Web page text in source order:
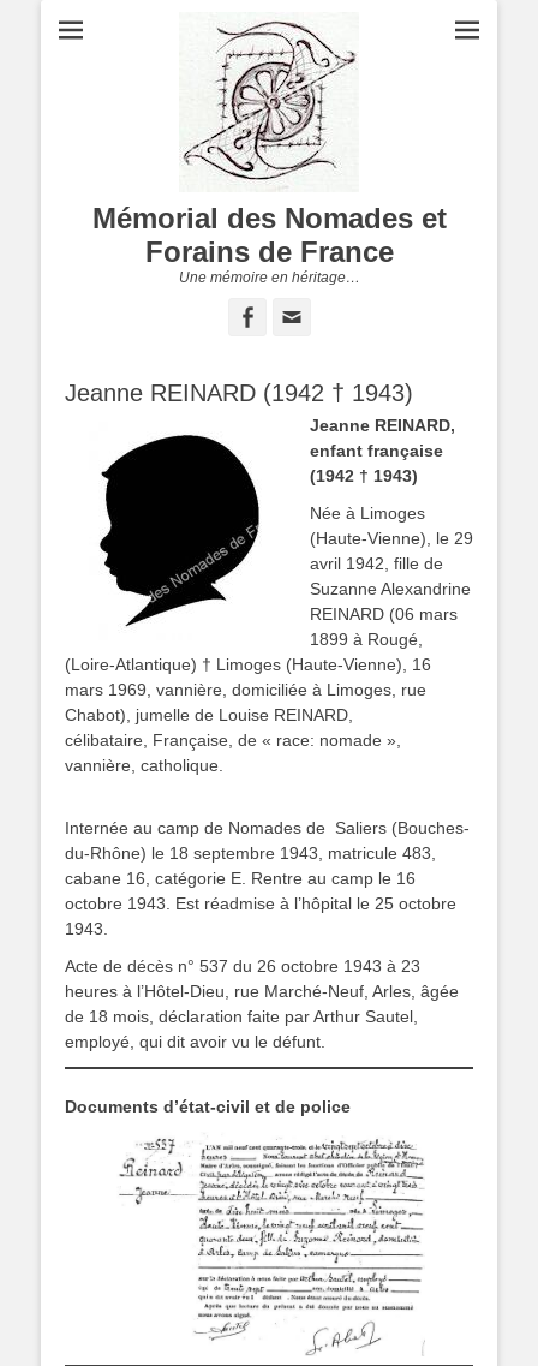
Mémorial des Nomades et
Forains de France
Une mémoire en héritage…
Facebook
Jeanne REINARD (1942 † 1943)
Jeanne REINARD,
enfant française
(1942 † 1943)
Née à Limoges
(Haute-Vienne), le 29
avril 1942, fille de
Suzanne Alexandrine
REINARD (06 mars
1899 à Rougé,
(Loire-Atlantique) † Limoges (Haute-Vienne), 16
mars 1969, vannière, domiciliée à Limoges, rue
Chabot), jumelle de Louise REINARD,
célibataire, Française, de « race: nomade »,
vannière, catholique.
Internée au camp de Nomades de Saliers (Bouches-
du-Rhône) le 18 septembre 1943, matricule 483,
cabane 16, catégorie E. Rentre au camp le 16
octobre 1943. Est réadmise à l’hôpital le 25 octobre
1943.
Acte de décès n° 537 du 26 octobre 1943 à 23
heures à l’Hôtel-Dieu, rue Marché-Neuf, Arles, âgée
de 18 mois, déclaration faite par Arthur Sautel,
employé, qui dit avoir vu le défunt.
Documents d’état-civil et de police